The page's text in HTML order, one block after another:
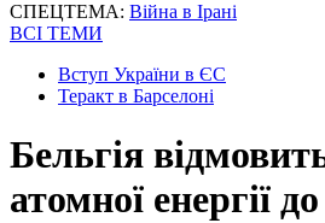
СПЕЦТЕМА: Війна в Ірані
ВСІ ТЕМИ
Вступ України в ЄС
Теракт в Барселоні
Бельгія
атомної енергії